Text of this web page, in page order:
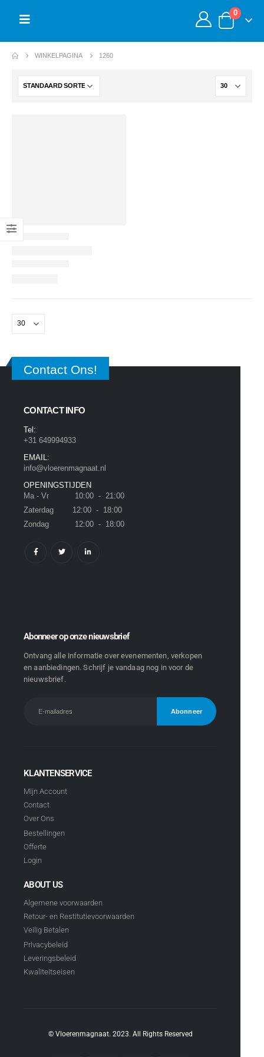
0
WINKELPAGINA 1260
Contact Ons!
CONTACT INFO
Tel:
+31 649994933
EMAIL:
info@vloerenmagnaat.nl
OPENINGSTIJDEN
Ma - Vr 10:00 - 21:00
Zaterdag 12:00 - 18:00
Zondag 12:00 - 18:00
Abonneer op onze nieuwsbrief
Ontvang alle informatie over evenementen, verkopen
en aanbiedingen. Schrijf je vandaag nog in voor de
nieuwsbrief.
KLANTENSERVICE
Mijn Account
Contact
Over Ons
Bestellingen
Offerte
Login
ABOUT US
Algemene voorwaarden
Retour- en Restitutievoorwaarden
Veilig Betalen
Privacybeleid
Leveringsbeleid
Kwaliteitseisen
© Vloerenmagnaat. 2023. All Rights Reserved